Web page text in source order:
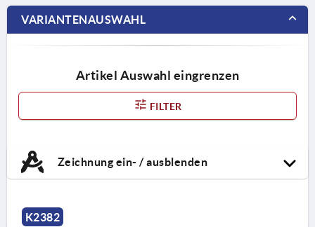
VARIANTENAUSWAHL
Artikel Auswahl eingrenzen
FILTER
Zeichnung ein- / ausblenden
K2382